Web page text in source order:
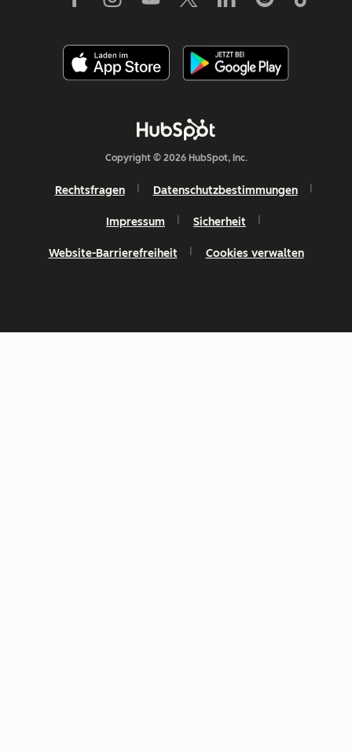
Copyright © 2026 HubSpot, Inc.
Rechtsfragen Datenschutzbestimmungen
Impressum Sicherheit
Website-Barrierefreiheit Cookies verwalten